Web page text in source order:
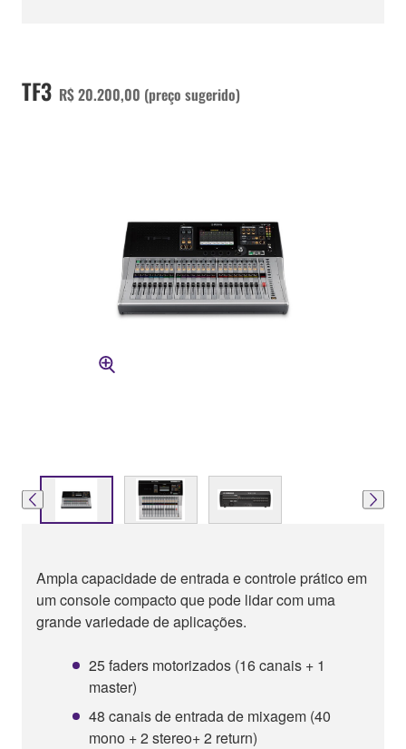
TF3 R$ 20.200,00 (preço sugerido)
Ampla capacidade de entrada e controle prático em
um console compacto que pode lidar com uma
grande variedade de aplicações.
25 faders motorizados (16 canais + 1
master)
48 canais de entrada de mixagem (40
mono + 2 stereo+ 2 return)